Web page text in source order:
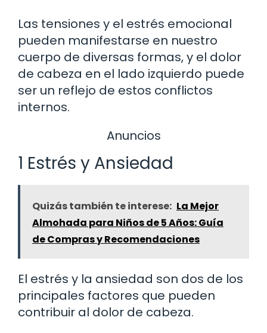
Las tensiones y el estrés emocional
pueden manifestarse en nuestro
cuerpo de diversas formas, y el dolor
de cabeza en el lado izquierdo puede
ser un reflejo de estos conflictos
internos.
Anuncios
1 Estrés y Ansiedad
Quizás también te interese: La Mejor
Almohada para Niños de 5 Años: Guía
de Compras y Recomendaciones
El estrés y la ansiedad son dos de los
principales factores que pueden
contribuir al dolor de cabeza.